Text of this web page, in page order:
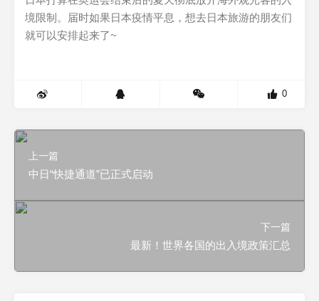
境限制。届时如果日本疫情平息，想去日本旅游的朋友们
就可以安排起来了~
0
上一篇
中日“快捷通道”已正式启动
下一篇
最新！世界各国的出入境政策汇总